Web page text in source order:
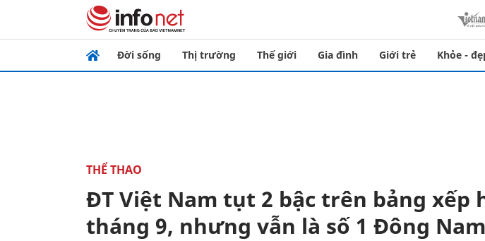
Đời sống Thị trường Thế giới Gia đình Giới trẻ Khỏe -
THỂ THAO
ĐT Việt Nam tụt 2 bậc trên bảng xếp
tháng 9, nhưng vẫn là số 1 Đông